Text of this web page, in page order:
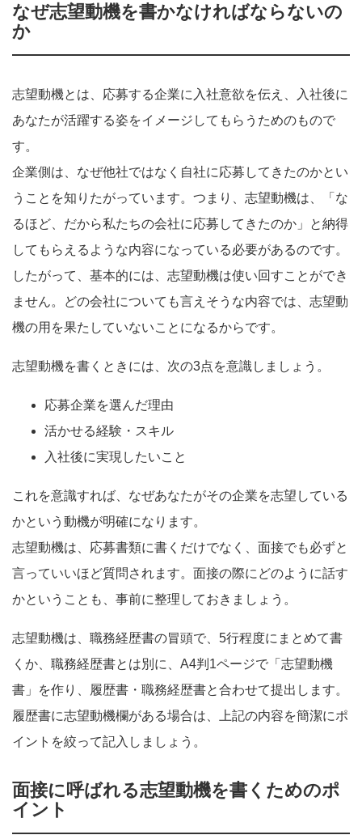
なぜ志望動機を書かなければならないの
か
志望動機とは、応募する企業に入社意欲を伝え、入社後に
あなたが活躍する姿をイメージしてもらうためのもので
す。
企業側は、なぜ他社ではなく自社に応募してきたのかとい
うことを知りたがっています。つまり、志望動機は、「な
るほど、だから私たちの会社に応募してきたのか」と納得
してもらえるような内容になっている必要があるのです。
したがって、基本的には、志望動機は使い回すことができ
ません。どの会社についても言えそうな内容では、志望動
機の用を果たしていないことになるからです。
志望動機を書くときには、次の3点を意識しましょう。
応募企業を選んだ理由
活かせる経験・スキル
入社後に実現したいこと
これを意識すれば、なぜあなたがその企業を志望している
かという動機が明確になります。
志望動機は、応募書類に書くだけでなく、面接でも必ずと
言っていいほど質問されます。面接の際にどのように話す
かということも、事前に整理しておきましょう。
志望動機は、職務経歴書の冒頭で、5行程度にまとめて書
くか、職務経歴書とは別に、A4判1ページで「志望動機
書」を作り、履歴書・職務経歴書と合わせて提出します。
履歴書に志望動機欄がある場合は、上記の内容を簡潔にポ
イントを絞って記入しましょう。
面接に呼ばれる志望動機を書くためのポ
イント